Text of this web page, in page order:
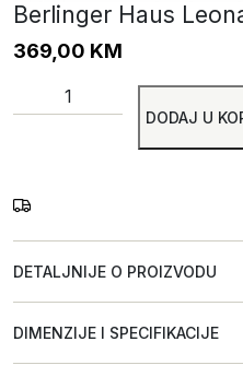
Berlinger Haus
369,00 KM
DODAJ U
DETALJNIJE O PROIZVODU
DIMENZIJE I SPECIFIKACIJE